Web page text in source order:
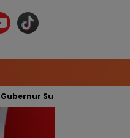
Sulsel: Kita Kerahkan Tim